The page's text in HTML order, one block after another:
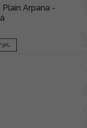
Arpana -